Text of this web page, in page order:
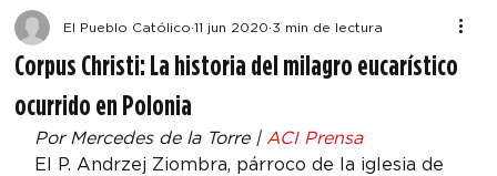
Corpus Christi: La historia del milagro eucarístico
ocurrido en Polonia
El Pueblo Católico 11 jun 2020 3 min de lectura
Por Mercedes de la Torre | ACI Prensa
El P. Andrzej Ziombra, párroco de la iglesia de